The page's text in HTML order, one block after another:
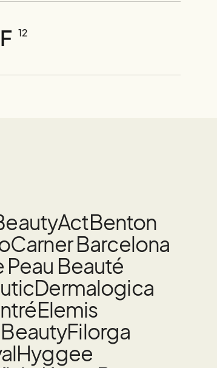
12
Benton
Carner Barcelona
Peau Beauté
Dermalogica
Elemis
Filorga
Hyggee